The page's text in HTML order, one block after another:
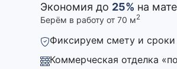
Экономия до 25% на
Берём в работу от 70 м2
Фиксируем смету и сроки
Коммерческая отделка